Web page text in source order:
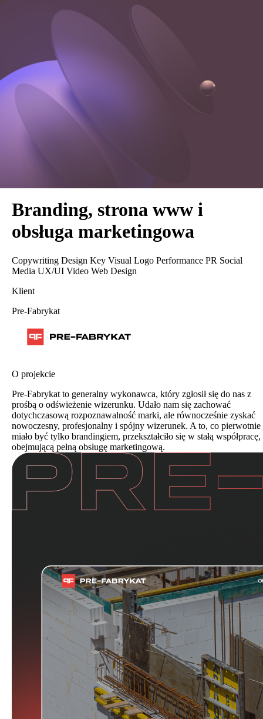
Kontakt
Realizacje
Branding, strona www i
obsługa marketingowa
Copywriting Design Key Visual Logo Performance PR Social
Media UX/UI Video Web Design
Klient
Pre-Fabrykat
O projekcie
Pre-Fabrykat to generalny wykonawca, który zgłosił się do nas z
prośbą o odświeżenie wizerunku. Udało nam się zachować
dotychczasową rozpoznawalność marki, ale równocześnie zyskać
nowoczesny, profesjonalny i spójny wizerunek. A to, co pierwotnie
miało być tylko brandingiem, przekształciło się w stałą współpracę,
obejmującą pełną obsługę marketingową.